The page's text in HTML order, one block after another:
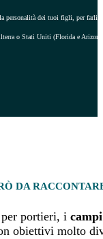
personalità dei tuoi figli, per
o Stati Uniti (Florida e
DA
portieri, i
obiettivi molto